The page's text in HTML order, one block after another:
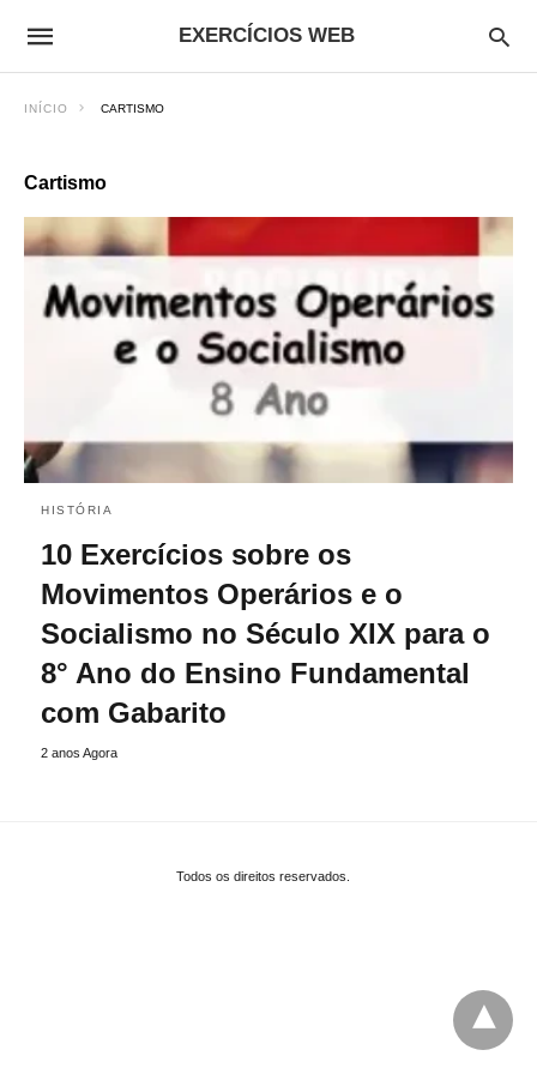
EXERCÍCIOS WEB
INÍCIO CARTISMO
Cartismo
HISTÓRIA
10 Exercícios sobre os
Movimentos Operários e o
Socialismo no Século XIX para o
8° Ano do Ensino Fundamental
com Gabarito
2 anos Agora
Todos os direitos reservados.